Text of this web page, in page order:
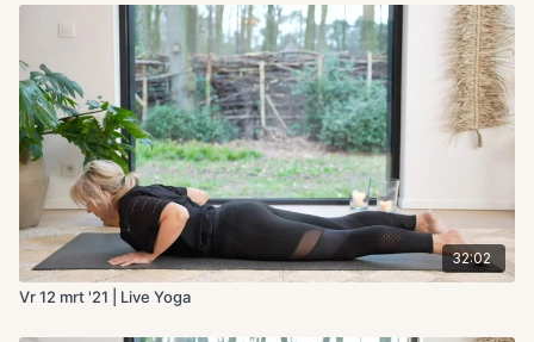
32:02
Vr 12 mrt '21 | Live Yoga